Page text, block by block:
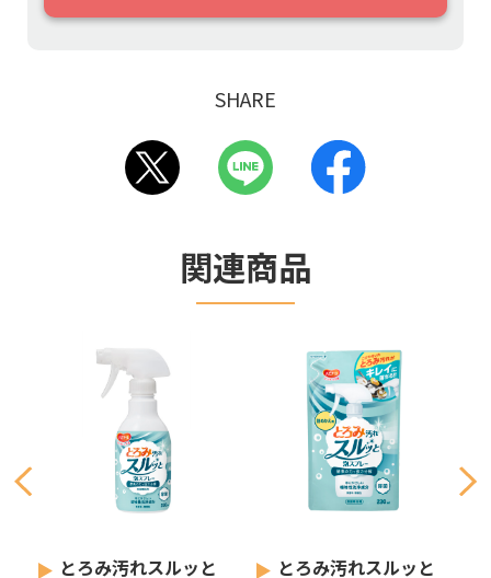
SHARE
関連商品
とろみ汚れスルッと
とろみ汚れスルッと